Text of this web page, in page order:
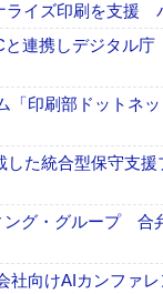
ライズ印刷を支援
連携しデジタル
印刷部ドットネ
た統合型保守支
ング・グループ
向けAIカンファ